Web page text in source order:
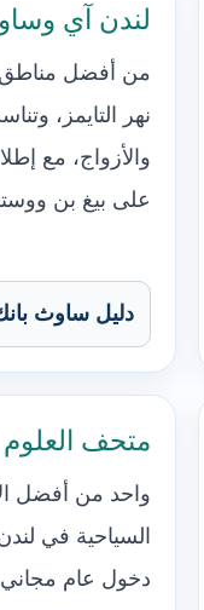
لندن آي
من أفضل
نهر التايمز،
والأزواج، مع
على بيغ بن
دليل ساوث
متحف العلوم
واحد من أفضل
السياحية في
دخول عام